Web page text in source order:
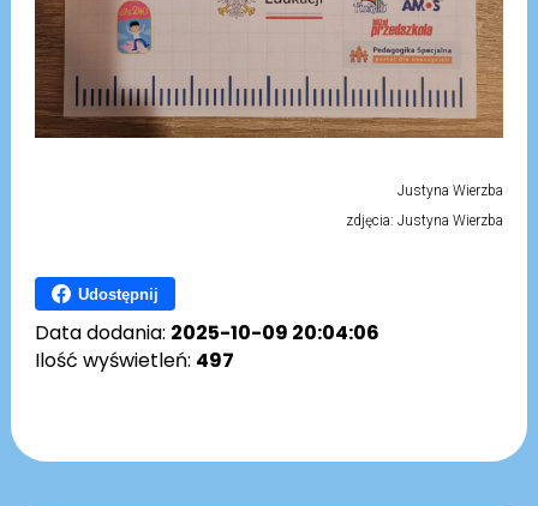
Justyna Wierzba
zdjęcia: Justyna Wierzba
Udostępnij
Data dodania: 2025-10-09 20:04:06
Ilość wyświetleń: 497